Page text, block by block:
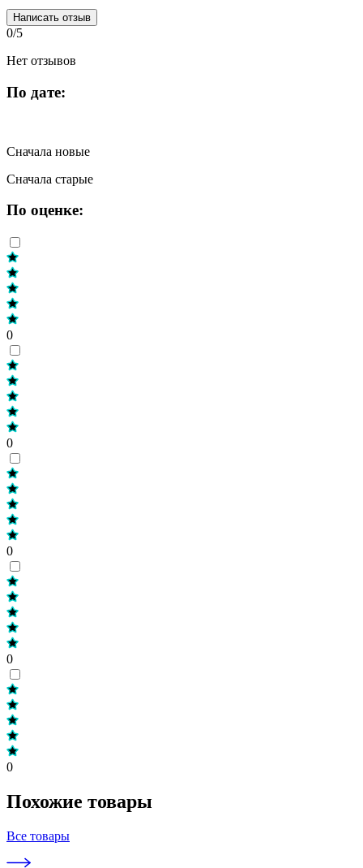
Написать отзыв
0/5
Нет отзывов
По дате:
Сначала новые
Сначала старые
По оценке:
0
0
0
0
0
Похожие товары
Все товары